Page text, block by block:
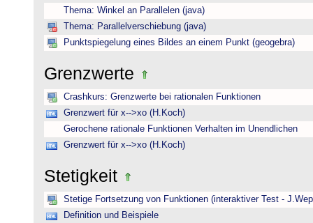
Thema: Winkel an Parallelen (java)
Thema: Parallelverschiebung (java)
Punktspiegelung eines Bildes an einem Punkt (geogebra)
Grenzwerte
Crashkurs: Grenzwerte bei rationalen Funktionen
Grenzwert für x-->xo (H.Koch)
Gerochene rationale Funktionen Verhalten im Unendlichen
Grenzwert für x-->xo (H.Koch)
Stetigkeit
Stetige Fortsetzung von Funktionen (interaktiver Test -
Definition und Beispiele